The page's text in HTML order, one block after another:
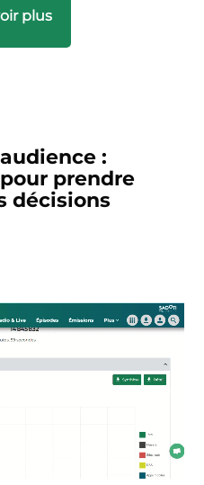
plus
:
prendre
décisions